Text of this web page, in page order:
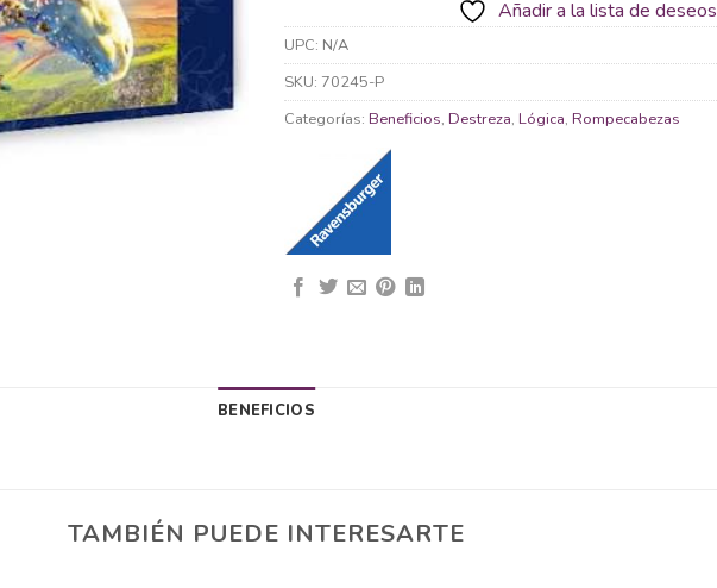
Añadir a la lista de deseos
UPC: N/A
SKU: 70245-P
Categorías: Beneficios, Destreza, Lógica, Rompecabezas
BENEFICIOS
TAMBIÉN PUEDE INTERESARTE